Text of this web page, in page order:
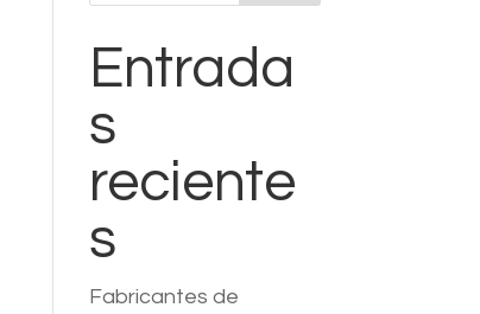
Entrada
s
reciente
s
Fabricantes de